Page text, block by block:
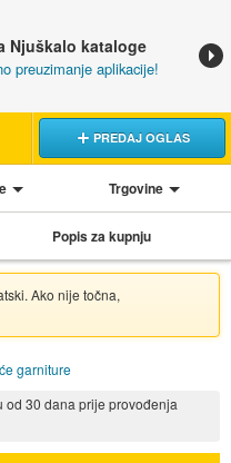
Njuškalo kataloge
preuzimanje aplikacije!
PREDAJ OGLAS
Trgovine
Popis za kupnju
Ako nije točna,
garniture
30 dana prije provođenja